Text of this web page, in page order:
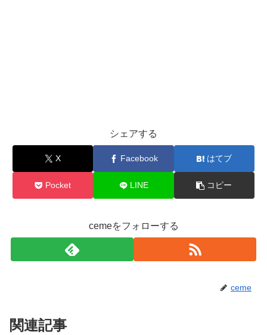
シェアする
X Facebook はてブ
Pocket LINE コピー
cemeをフォローする
ceme
関連記事